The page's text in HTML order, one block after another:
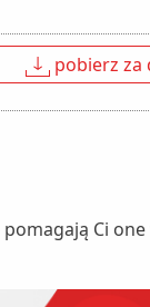
↓ pobierz za
Ci